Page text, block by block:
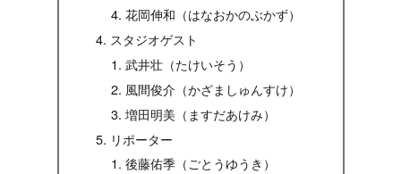
花岡伸和（はなおかのぶかず）
スタジオゲスト
武井壮（たけいそう）
風間俊介（かざましゅんすけ）
増田明美（ますだあけみ）
リポーター
後藤佑季（ごとうゆうき）